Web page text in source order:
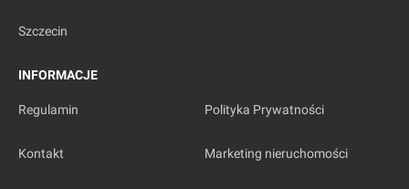
Szczecin
INFORMACJE
Regulamin Polityka Prywatności
Kontakt Marketing nieruchomości